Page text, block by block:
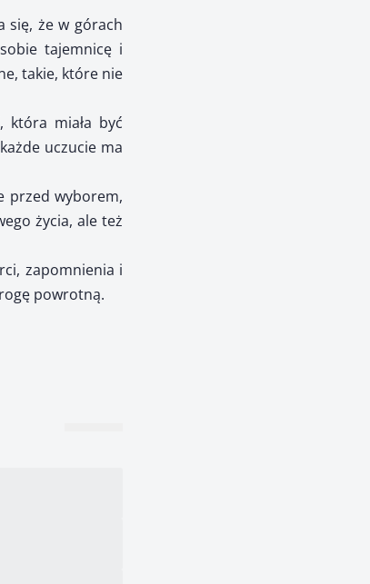
się, że w górach
tajemnicę i
takie, które nie
która miała być
uczucie ma
przed wyborem,
życia, ale też
zapomnienia i
powrotną.